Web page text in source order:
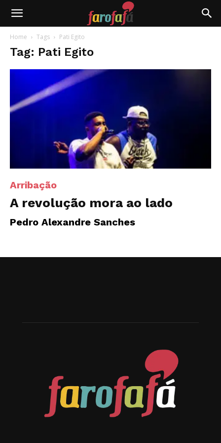
Farofafá
Home Tags Pati Egito
Tag: Pati Egito
Arribação
A revolução mora ao lado
Pedro Alexandre Sanches